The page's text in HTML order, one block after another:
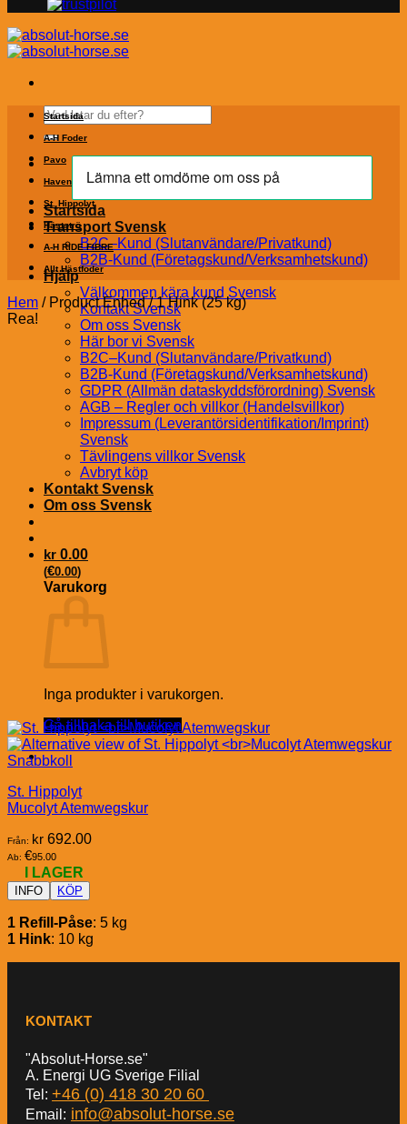
Sök
efter:
Startsida
Transport Svensk
B2C–Kund (Slutanvändare/Privatkund)
B2B-Kund (Företagskund/Verksamhetskund)
Hjälp
Välkommen kära kund Svensk
Kontakt Svensk
Om oss Svensk
Här bor vi Svensk
B2C–Kund (Slutanvändare/Privatkund)
B2B-Kund (Företagskund/Verksamhetskund)
GDPR (Allmän dataskyddsförordning) Svensk
AGB – Regler och villkor (Handelsvillkor)
Impressum (Leverantörsidentifikation/Imprint)
Svensk
Tävlingens villkor Svensk
Avbryt köp
Kontakt Svensk
Om oss Svensk
kr 0.00
(€0.00)
Varukorg
Inga produkter i varukorgen.
Gå tillbaka till butiken
Startsida
A-H Foder
Pavo
Havens
St. Hippolyt
Hästströ
A-H RIDE FIBRE
Allt Hästfoder
Hem /Product Enhed/1 Hink (25 kg)
Rea!
Snabbkoll
St. Hippolyt
Mucolyt Atemwegskur
Från: kr 692.00
Ab: €95.00
I LAGER
INFO KÖP
1 Refill-Påse: 5 kg
1 Hink: 10 kg
KONTAKT
"Absolut-Horse.se"
A. Energi UG Sverige Filial
Tel: +46 (0) 418 30 20 60
Email: info@absolut-horse.se